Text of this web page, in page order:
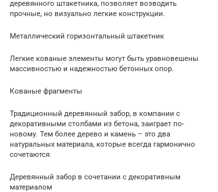
деревянного штакетника, позволяет возводить
прочные, но визуально легкие конструкции.
Металлический горизонтальный штакетник
Легкие кованые элементы могут быть уравновешены
массивностью и надежностью бетонных опор.
Кованые фрагменты
Традиционный деревянный забор, в компании с
декоративными столбами из бетона, заиграет по-
новому. Тем более дерево и камень – это два
натуральных материала, которые всегда гармонично
сочетаются.
Деревянный забор в сочетании с декоративным
материалом